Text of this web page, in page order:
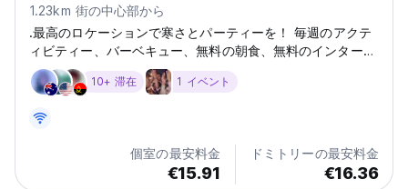
1.23km 街の中心部から
.最高のロケーションで寒さとパーティーを！ 毎週のアクテ
ィビティー、バーベキュー、無料の朝食、無料のインターネ
ット、無料のWiFi、安全な部屋と寮エンスイート。
10+ 滞在 1 イベント
個室の最安料金
€15.91
ドミトリーの最安料金
€16.36